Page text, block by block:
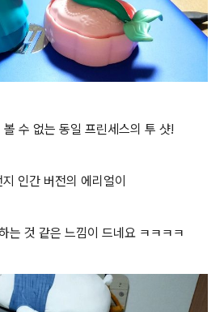
수 없는 동일 프린세스의 투 샷!
인간 버전의 에리얼이
는 것 같은 느낌이 드네요 ㅋㅋㅋㅋ